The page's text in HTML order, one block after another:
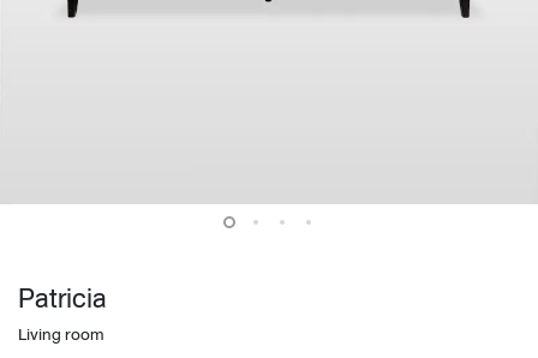
Patricia
Living room